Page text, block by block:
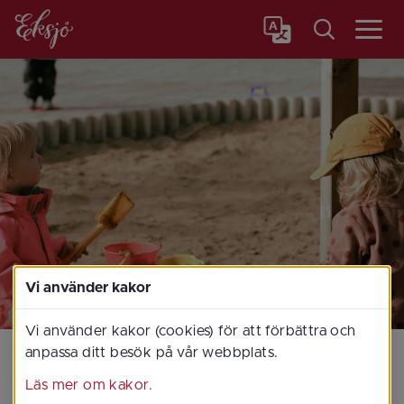
Meny
Vi använder kakor
Vi använder kakor (cookies) för att förbättra och
anpassa ditt besök på vår webbplats.
Läs mer om kakor.